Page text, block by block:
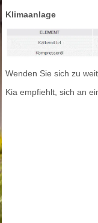
Klimaanlage
Wenden Sie sich zu
Kia empfiehlt, sich an